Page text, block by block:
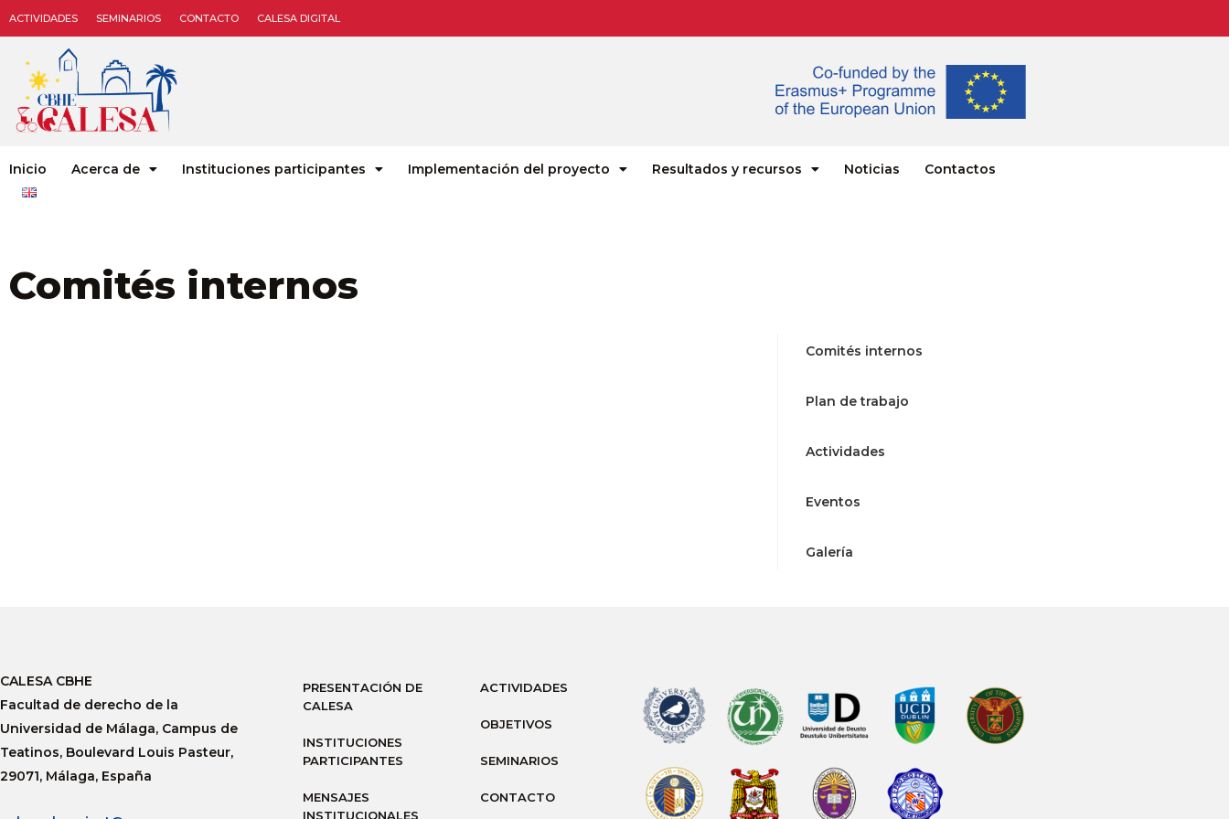
ACTIVIDADES SEMINARIOS CONTACTO CALESA DIGITAL
Inicio Acerca de Instituciones participantes Implementación del proyecto Resultados y recursos Noticias Contactos
Comités internos
Comités internos
Plan de trabajo
Actividades
Eventos
Galería
CALESA CBHE
Facultad de derecho de la
Universidad de Málaga, Campus de
Teatinos, Boulevard Louis Pasteur,
29071, Málaga, España
PRESENTACIÓN DE
CALESA
INSTITUCIONES
PARTICIPANTES
MENSAJES
INSTITUCIONALES
ACTIVIDADES
OBJETIVOS
SEMINARIOS
CONTACTO